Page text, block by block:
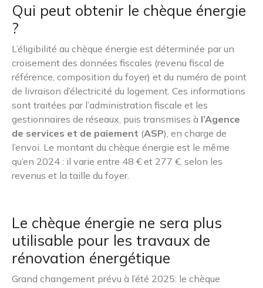
Qui peut obtenir le chèque énergie
?
L’éligibilité au chèque énergie est déterminée par un
croisement des données fiscales (revenu fiscal de
référence, composition du foyer) et du numéro de point
de livraison d’électricité du logement. Ces informations
sont traitées par l’administration fiscale et les
gestionnaires de réseaux, puis transmises à l’Agence
de services et de paiement (ASP), en charge de
l’envoi. Le montant du chèque énergie est le même
qu’en 2024 : il varie entre 48 € et 277 €, selon les
revenus et la taille du foyer.
Le chèque énergie ne sera plus
utilisable pour les travaux de
rénovation énergétique
Grand changement prévu à l’été 2025: le chèque